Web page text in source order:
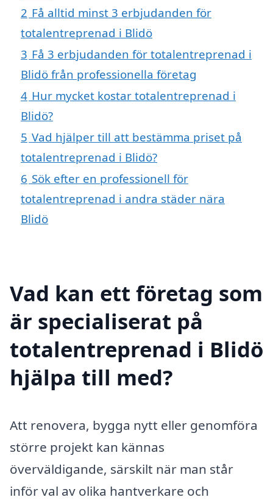
2 Få alltid minst 3 erbjudanden för
totalentreprenad i Blidö
3 Få 3 erbjudanden för totalentreprenad i
Blidö från professionella företag
4 Hur mycket kostar totalentreprenad i
Blidö?
5 Vad hjälper till att bestämma priset på
totalentreprenad i Blidö?
6 Sök efter en professionell för
totalentreprenad i andra städer nära
Blidö
Vad kan ett företag som
är specialiserat på
totalentreprenad i Blidö
hjälpa till med?
Att renovera, bygga nytt eller genomföra
större projekt kan kännas
överväldigande, särskilt när man står
inför val av olika hantverkare och